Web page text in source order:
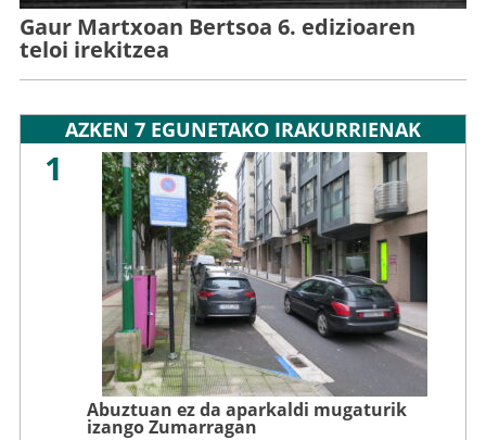
Gaur Martxoan Bertsoa 6. edizioaren
teloi irekitzea
AZKEN 7 EGUNETAKO IRAKURRIENAK
1
Abuztuan ez da aparkaldi mugaturik
izango Zumarragan